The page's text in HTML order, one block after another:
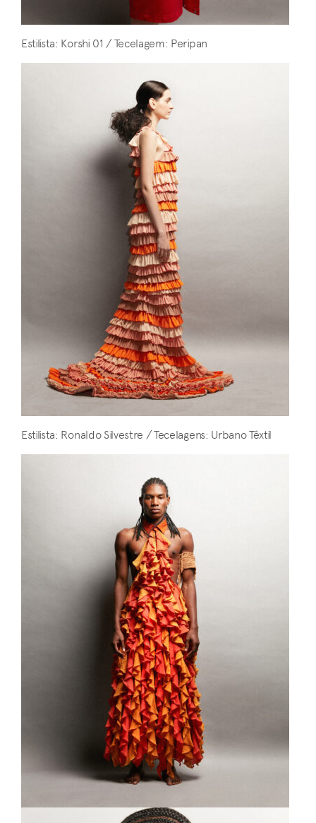
Estilista: Korshi 01 / Tecelagem: Peripan
Estilista: Ronaldo Silvestre / Tecelagens: Urbano Têxtil